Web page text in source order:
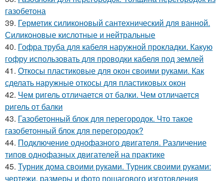
газобетона
39. Герметик силиконовый сантехнический для ванной.
Силиконовые кислотные и нейтральные
40. Гофра труба для кабеля наружной прокладки. Какую
гофру использовать для проводки кабеля под землей
41. Откосы пластиковые для окон своими руками. Как
сделать наружные откосы для пластиковых окон
42. Чем ригель отличается от балки. Чем отличается
ригель от балки
43. Газобетонный блок для перегородок. Что такое
газобетонный блок для перегородок?
44. Подключение однофазного двигателя. Различение
типов однофазных двигателей на практике
45. Турник дома своими руками. Турник своими руками:
чертежи, размеры и фото пошагового изготовления